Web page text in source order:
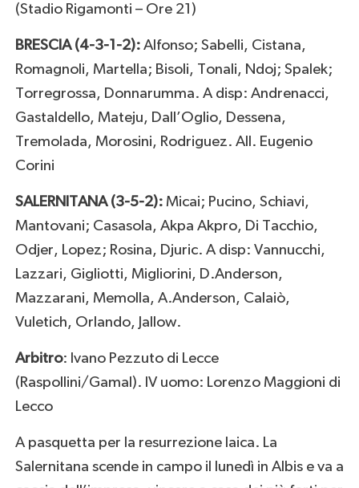
(Stadio Rigamonti – Ore 21)
BRESCIA (4-3-1-2):Alfonso; Sabelli, Cistana,
Romagnoli, Martella; Bisoli, Tonali, Ndoj; Spalek;
Torregrossa, Donnarumma. A disp: Andrenacci,
Gastaldello, Mateju, Dall’Oglio, Dessena,
Tremolada, Morosini, Rodriguez. All. Eugenio
Corini
SALERNITANA (3-5-2): Micai; Pucino, Schiavi,
Mantovani; Casasola, Akpa Akpro, Di Tacchio,
Odjer, Lopez; Rosina, Djuric. A disp: Vannucchi,
Lazzari, Gigliotti, Migliorini, D.Anderson,
Mazzarani, Memolla, A.Anderson, Calaiò,
Vuletich, Orlando, Jallow.
Arbitro: Ivano Pezzuto di Lecce
(Raspollini/Gamal). IV uomo: Lorenzo Maggioni di
Lecco
A pasquetta per la resurrezione laica. La
Salernitana scende in campo il lunedì in Albis e va a